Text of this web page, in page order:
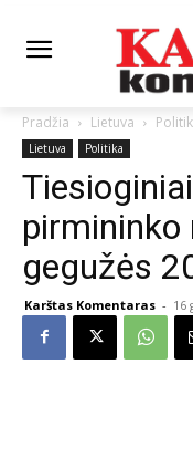
Pradžia Lietuva
Lietuva Politika
pirmininko
gegužės
Karštas Komentaras - 16